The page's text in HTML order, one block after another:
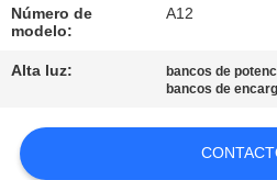
MAPA
DEL
PRIVACY
Número de
modelo:
A12
Alta luz: bancos de
bancos de